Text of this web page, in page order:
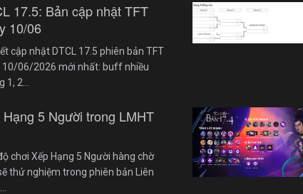
17.5: Bản cập nhật TFT
10/06
cập nhật DTCL 17.5 phiên bản TFT
10/06/2026 mới nhất: buff nhiều
1, 2…
Hạng 5 Người trong LMHT
chơi Xếp Hạng 5 Người hàng chờ
thử nghiệm trong phiên bản Liên